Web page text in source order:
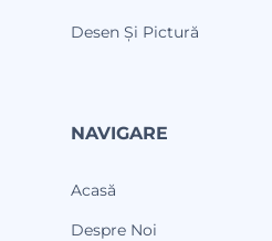
Desen Și Pictură
NAVIGARE
Acasă
Despre Noi